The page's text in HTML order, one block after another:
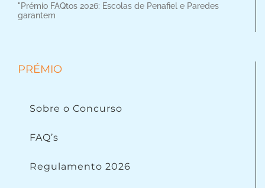
"Prémio FAQtos 2026: Escolas de Penafiel e Paredes
garantem
PRÉMIO
Sobre o Concurso
FAQ’s
Regulamento 2026